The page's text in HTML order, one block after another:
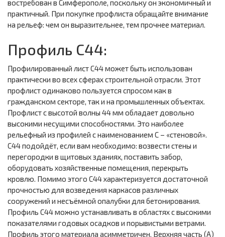
востребован в Симферополе, поскольку он экономичный и
практичный. При покупке профлиста обращайте внимание
на рельеф: чем он выразительнее, тем прочнее материал.
Профиль С44:
Профилированный лист С44 может быть использован
практически во всех сферах строительной отрасли. Этот
профлист одинаково пользуется спросом как в
гражданском секторе, так и на промышленных объектах.
Профлист с высотой волны 44 мм обладает довольно
высокими несущими способностями. Это наиболее
рельефный из профилей с наименованием С – «стеновой».
С44 подойдёт, если вам необходимо: возвести стены и
перегородки в щитовых зданиях, поставить забор,
оборудовать хозяйственные помещения, перекрыть
кровлю. Помимо этого С44 характеризуется достаточной
прочностью для возведения каркасов различных
сооружений и несъёмной опалубки для бетонирования.
Профиль С44 можно устанавливать в областях с высокими
показателями годовых осадков и порывистыми ветрами.
Профиль этого материала асимметричен. Верхняя часть (А)